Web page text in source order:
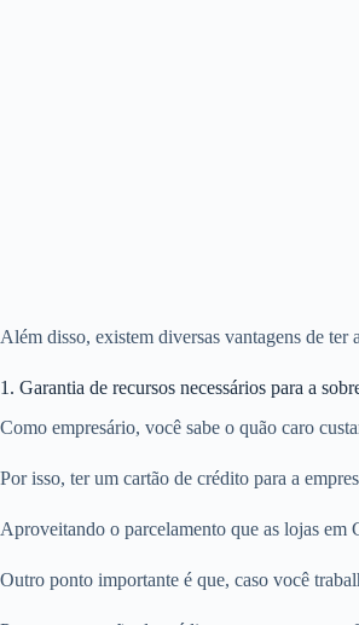
Além disso, existem diversas vantagens de
1. Garantia de recursos necessários para a
Como empresário, você sabe o quão caro
Por isso, ter um cartão de crédito para a
Aproveitando o parcelamento que as lojas em
Outro ponto importante é que, caso você